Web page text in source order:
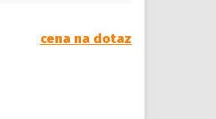
cena na dotaz